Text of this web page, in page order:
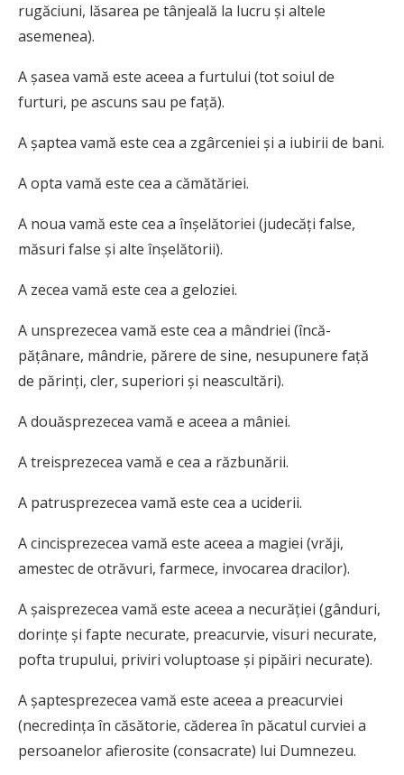
rugăciuni, lăsarea pe tânjeală la lucru şi altele
asemenea).
A şasea vamă este aceea a furtului (tot soiul de
furturi, pe ascuns sau pe faţă).
A şaptea vamă este cea a zgârceniei şi a iubirii de bani.
A opta vamă este cea a cămătăriei.
A noua vamă este cea a înşelătoriei (judecăţi false,
măsuri false şi alte înşelătorii).
A zecea vamă este cea a geloziei.
A unsprezecea vamă este cea a mândriei (încă­
păţânare, mândrie, părere de sine, nesupunere faţă
de părinţi, cler, superiori şi neascultări).
A douăsprezecea vamă e aceea a mâniei.
A treisprezecea vamă e cea a răzbunării.
A patrusprezecea vamă este cea a uciderii.
A cincisprezecea vamă este aceea a magiei (vrăji,
amestec de otrăvuri, farmece, invocarea dracilor).
A şaisprezecea vamă este aceea a necurăţiei (gânduri,
dorinţe şi fapte necurate, preacurvie, visuri necurate,
pofta trupului, priviri voluptoase şi pipăiri necurate).
A şaptesprezecea vamă este aceea a preacurviei
(necredinţa în căsătorie, căderea în păcatul curviei a
persoanelor afierosite (consacrate) lui Dumnezeu.